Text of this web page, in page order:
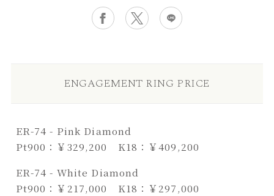
ENGAGEMENT RING PRICE
ER-74 - Pink Diamond
Pt900：￥329,200 K18：￥409,200
ER-74 - White Diamond
Pt900：￥217,000 K18：￥297,000